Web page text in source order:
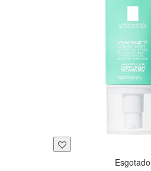
Esgotado